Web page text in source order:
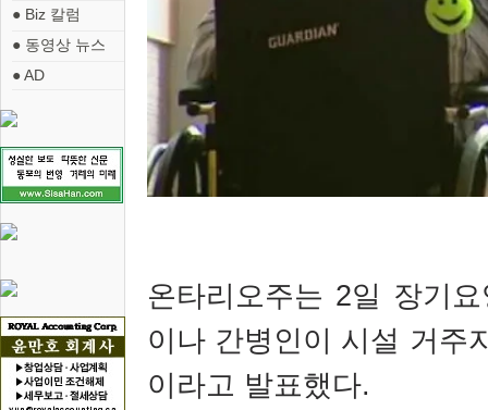
● Biz 칼럼
● 동영상 뉴스
● AD
온타리오주는 2일 장기
이나 간병인이 시설 거주
이라고 발표했다.